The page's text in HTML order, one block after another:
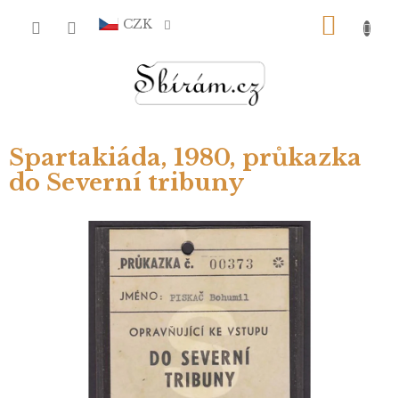
CZK
Spartakiáda, 1980, průkazka
do Severní tribuny